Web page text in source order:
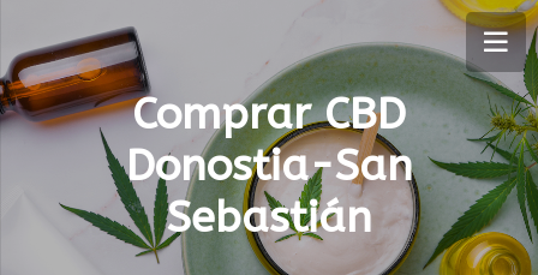
Comprar CBD
Donostia-San
Sebastián